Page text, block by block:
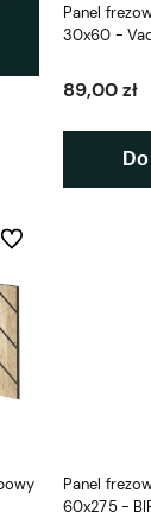
Panel
30x60 -
89,00 zł
Do ulubionych
Panel
60x275 -